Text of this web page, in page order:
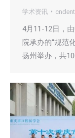
学术资讯 cndent
4月11-12日，
院承办的“规范
扬州举办，共